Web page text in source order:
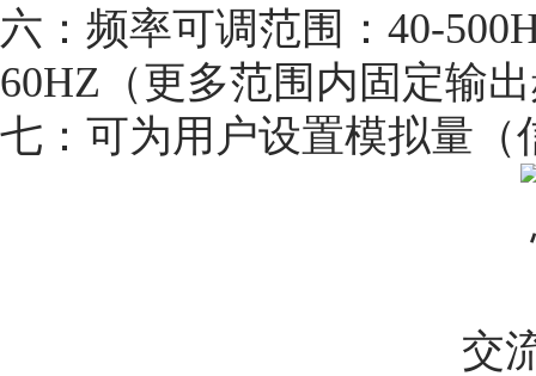
六：频率可调范围：40-
60HZ（更多范围内固定
七：可为用户设置模拟量（
交